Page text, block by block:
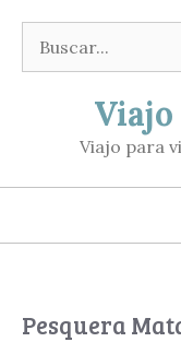
contenido
Buscar:
Viajo para
Pesquera